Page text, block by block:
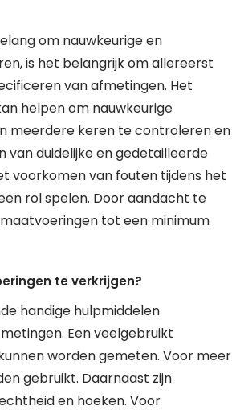
om nauwkeurige en
is het belangrijk om allereerst
van afmetingen. Het
helpen om nauwkeurige
meerdere keren te controleren en
duidelijke en gedetailleerde
voorkomen van fouten tijdens het
rol spelen. Door aandacht te
tot een minimum
te verkrijgen?
handige hulpmiddelen
Een veelgebruikt
worden gemeten. Voor meer
gebruikt. Daarnaast zijn
en hoeken. Voor